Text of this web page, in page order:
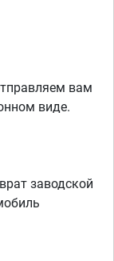
вам
виде.
заводской